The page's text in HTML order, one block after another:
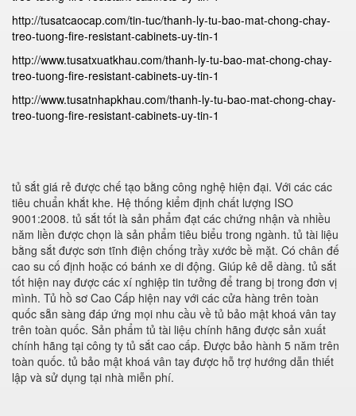
http://tusatcaocap.com/tin-tuc/thanh-ly-tu-bao-mat-chong-chay-
treo-tuong-fire-resistant-cabinets-uy-tin-1
http://www.tusatxuatkhau.com/thanh-ly-tu-bao-mat-chong-chay-
treo-tuong-fire-resistant-cabinets-uy-tin-1
http://www.tusatnhapkhau.com/thanh-ly-tu-bao-mat-chong-chay-
treo-tuong-fire-resistant-cabinets-uy-tin-1
tủ sắt giá rẻ được chế tạo bằng công nghệ hiện đại. Với các các
tiêu chuẩn khắt khe. Hệ thống kiểm định chất lượng ISO
9001:2008. tủ sắt tốt là sản phẩm đạt các chứng nhận và nhiều
năm liền được chọn là sản phẩm tiêu biểu trong ngành. tủ tài liệu
bằng sắt được sơn tĩnh điện chống trầy xước bề mặt. Có chân đế
cao su cố định hoặc có bánh xe di động. Giúp kê dễ dàng. tủ sắt
tốt hiện nay được các xí nghiệp tin tưởng để trang bị trong đơn vị
mình. Tủ hồ sơ Cao Cấp hiện nay với các cửa hàng trên toàn
quốc sẵn sàng đáp ứng mọi nhu cầu về tủ bảo mật khoá vân tay
trên toàn quốc. Sản phẩm tủ tài liệu chính hãng được sản xuất
chính hãng tại công ty tủ sắt cao cấp. Được bảo hành 5 năm trên
toàn quốc. tủ bảo mật khoá vân tay được hỗ trợ hướng dẫn thiết
lập và sử dụng tại nhà miễn phí.